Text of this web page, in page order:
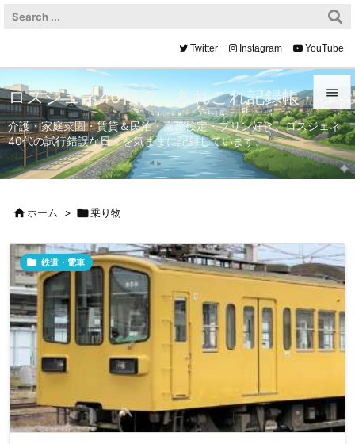


メニュ

サイド

次へ

検索
Twitter Instagram YouTube
ロスジェネ40代の、あれこれ記録帳
介護・家庭菜園・賃貸＆民泊・京都検定・プリン好き。ロスジェネ
40代の試行錯誤な日々を気ままに記録しています。
ホーム > 乗り物
 鉄道・電車